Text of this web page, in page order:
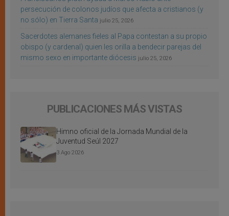
persecución de colonos judíos que afecta a cristianos (y
no sólo) en Tierra Santa julio 25, 2026
Sacerdotes alemanes fieles al Papa contestan a su propio
obispo (y cardenal) quien les orilla a bendecir parejas del
mismo sexo en importante diócesis julio 25, 2026
PUBLICACIONES MÁS VISTAS
Himno oficial de la Jornada Mundial de la
Juventud Seúl 2027
3 Ago 2026